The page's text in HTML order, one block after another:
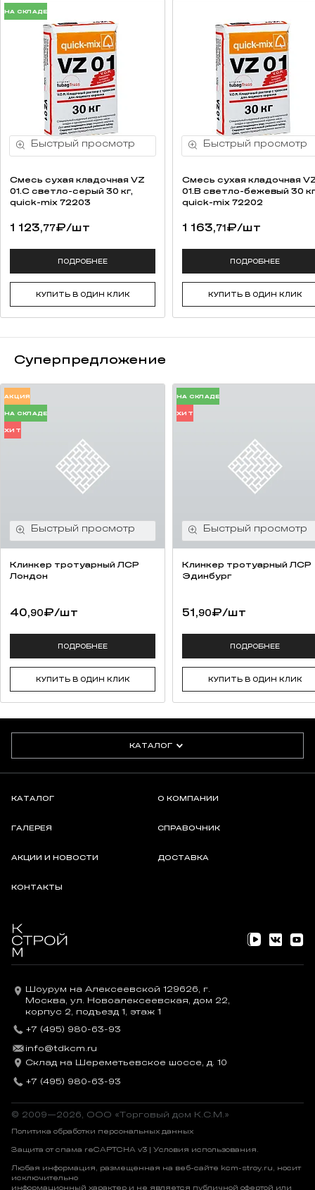
НА СКЛАДЕ
Смесь cухая кладочная VZ
01.C светло-серый 30 кг,
quick-mix 72203
1 123,77₽/шт
ПОДРОБНЕЕ
КУПИТЬ В ОДИН КЛИК
Смесь cухая кладочная
01.B светло-бежевый 30
quick-mix 72202
1 163,71₽/шт
ПОДРОБНЕЕ
КУПИТЬ В ОДИН КЛИК
Суперпредложение
АКЦИЯ
НА СКЛАДЕ
ХИТ
Клинкер тротуарный ЛСР
Лондон
40,90₽/шт
ПОДРОБНЕЕ
КУПИТЬ В ОДИН КЛИК
НА СКЛАДЕ
ХИТ
Клинкер тротуарный ЛСР
Эдинбург
51,90₽/шт
ПОДРОБНЕЕ
КУПИТЬ В ОДИН КЛИК
КАТАЛОГ
КАТАЛОГ О КОМПАНИИ
ГАЛЕРЕЯ СПРАВОЧНИК
АКЦИИ И НОВОСТИ ДОСТАВКА
КОНТАКТЫ
Шоурум на Алексеевской 129626, г.
Москва, ул. Новоалексеевская, дом 22,
корпус 2, подъезд 1, этаж 1
+7 (495) 980-63-93
info@tdkcm.ru
Склад на Шереметьевское шоссе, д. 10
+7 (495) 980-63-93
© 2009—2026, OOO «Торговый дом К.С.М.»
Политика обработки персональных данных
Защита от спама reCAPTCHA v3 | Условия использования.
Любая информация, размещенная на веб-сайте kcm-stroy.ru, носит
исключительно
информационный характер и не является публичной офертой или